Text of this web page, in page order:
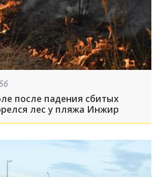
после падения сбитых
лес у пляжа Инжир